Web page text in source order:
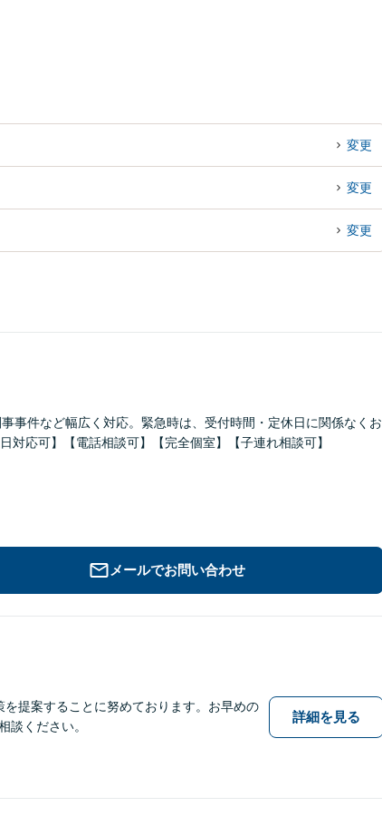
変更
変更
変更
事件など幅広く対応。緊急時は、受付時間・定休日に関係なくお
応可】【電話相談可】【完全個室】【子連れ相談可】
メールでお問い合わせ
を提案することに努めております。お早めの
談ください。
詳細を見る